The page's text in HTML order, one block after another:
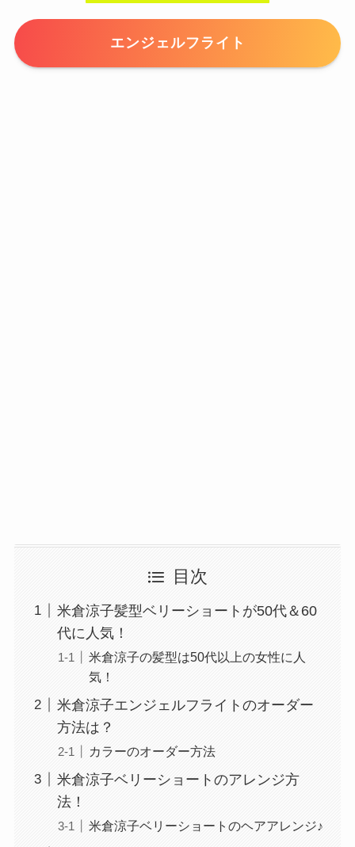
エンジェルフライト
目次
米倉涼子髪型ベリーショートが50代＆60
代に人気！
米倉涼子の髪型は50代以上の女性に人
気！
米倉涼子エンジェルフライトのオーダー
方法は？
カラーのオーダー方法
米倉涼子ベリーショートのアレンジ方
法！
米倉涼子ベリーショートのヘアアレンジ♪